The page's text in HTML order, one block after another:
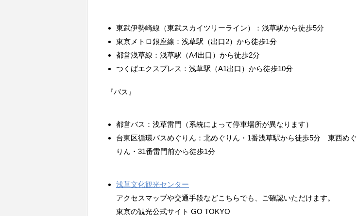
東武伊勢崎線（東武スカイツリーライン）：浅草駅から徒歩5分
東京メトロ銀座線：浅草駅（出口2）から徒歩1分
都営浅草線：浅草駅（A4出口）から徒歩2分
つくばエクスプレス：浅草駅（A1出口）から徒歩10分
『バス』
都営バス：浅草雷門（系統によって停車場所が異なります）
台東区循環バスめぐりん：北めぐりん・1番浅草駅から徒歩5分 東西めぐ
りん・31番雷門前から徒歩1分
浅草文化観光センター
アクセスマップや交通手段などこちらでも、ご確認いただけます。
東京の観光公式サイト GO TOKYO